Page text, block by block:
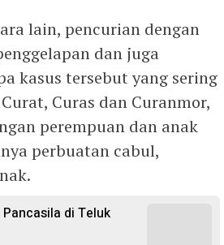
lain, pencurian dengan
dan juga
kasus tersebut yang sering
Curas dan Curanmor,
perempuan dan anak
perbuatan cabul,
di Teluk